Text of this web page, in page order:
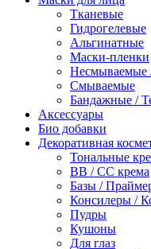
Тканевые
Гидрогелевые
Альгинатные
Маски-пленки
Несмываемые
Смываемые
Бандажные /
Аксессуары
Био добавки
Декоративная
Тональные
BB / СС крема
Базы /
Консилеры /
Пудры
Кушоны
Для глаз